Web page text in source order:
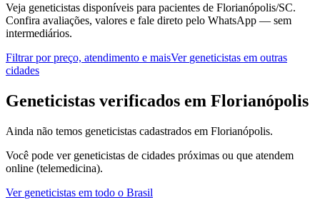
Veja geneticistas disponíveis para pacientes de Florianópolis/SC.
Confira avaliações, valores e fale direto pelo WhatsApp — sem
intermediários.
Filtrar por preço, atendimento e maisVer geneticistas em outras
cidades
Geneticistas verificados em Florianópolis
Ainda não temos geneticistas cadastrados em Florianópolis.
Você pode ver geneticistas de cidades próximas ou que atendem
online (telemedicina).
Ver geneticistas em todo o Brasil